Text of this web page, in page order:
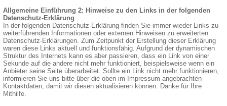
Allgemeine Einführung 2: Hinweise zu den Links in der folgenden
Datenschutz-Erklärung
In der folgenden Datenschutz-Erklärung finden Sie immer wieder Links zu
weiterführenden Informationen oder externen Hinweisen zu erweiterten
Datenschutz-Erklärungen. Zum Zeitpunkt der Erstellung dieser Erklärung
waren diese Links aktuell und funktionsfähig. Aufgrund der dynamischen
Struktur des Internets kann es aber passieren, dass ein Link von einer
Sekunde auf die andere nicht mehr funktioniert, beispielsweise wenn ein
Anbieter seine Seite überarbeitet. Sollte ein Link nicht mehr funktionieren,
informieren Sie uns bitte über die oben im Impressum angebrachten
Kontaktdaten, damit wir diesen aktualisieren können. Danke für Ihre
Mithilfe.